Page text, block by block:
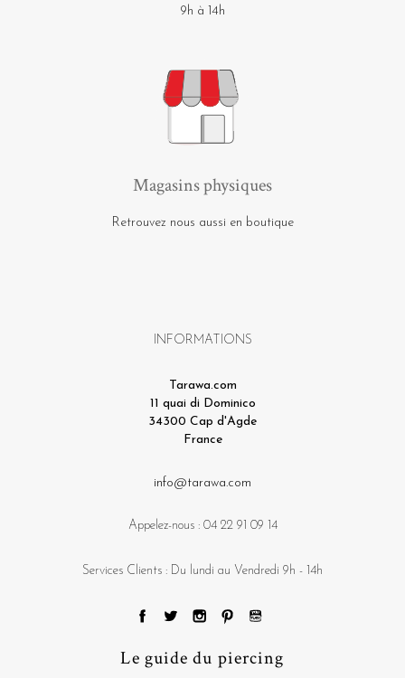
9h à 14h
Magasins physiques
Retrouvez nous aussi en boutique
INFORMATIONS
Tarawa.com
11 quai di Dominico
34300 Cap d'Agde
France
info@tarawa.com
Appelez-nous : 04 22 91 09 14
Services Clients : Du lundi au Vendredi 9h - 14h
Le guide du piercing